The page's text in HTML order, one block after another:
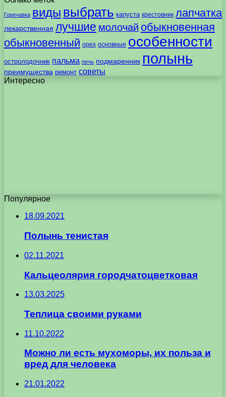
Горечавка виды выбрать капуста крестовник лапчатка
лекарственная лучшие молочай обыкновенная
обыкновенный орех основные особенности
остролодочник пальма печь подмаренник полынь
преимущества ремонт советы
Интересно
Популярное
18.09.2021
Полынь тенистая
02.11.2021
Кальцеолярия городчатоцветковая
13.03.2025
Теплица своими руками
11.10.2022
Можно ли есть мухоморы, их польза и
вред для человека
21.01.2022